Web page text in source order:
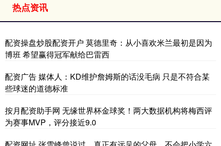
热点资讯
配资操盘炒股配资开户 莫德里奇：从小喜欢米兰最初是因为
博班 希望赢得冠军献给巴雷西
配资广告 媒体人：KD维护詹姆斯的话没毛病 只是不符合某
些球迷的道德标准
按月配资助手网 无缘世界杯金球奖！两大数据机构将梅西评
为赛事MVP，评分接近9.0